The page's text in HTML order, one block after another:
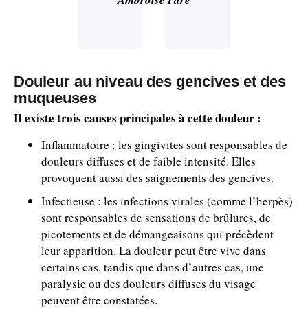
Douleur au niveau des gencives et des
muqueuses
Il existe trois causes principales à cette douleur :
Inflammatoire : les gingivites sont responsables de
douleurs diffuses et de faible intensité. Elles
provoquent aussi des saignements des gencives.
Infectieuse : les infections virales (comme l’herpès)
sont responsables de sensations de brûlures, de
picotements et de démangeaisons qui précèdent
leur apparition. La douleur peut être vive dans
certains cas, tandis que dans d’autres cas, une
paralysie ou des douleurs diffuses du visage
peuvent être constatées.